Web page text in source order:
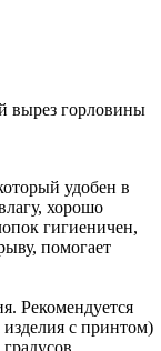
вырез горловины
удобен в
хорошо
гигиеничен,
помогает
Рекомендуется
с принтом)